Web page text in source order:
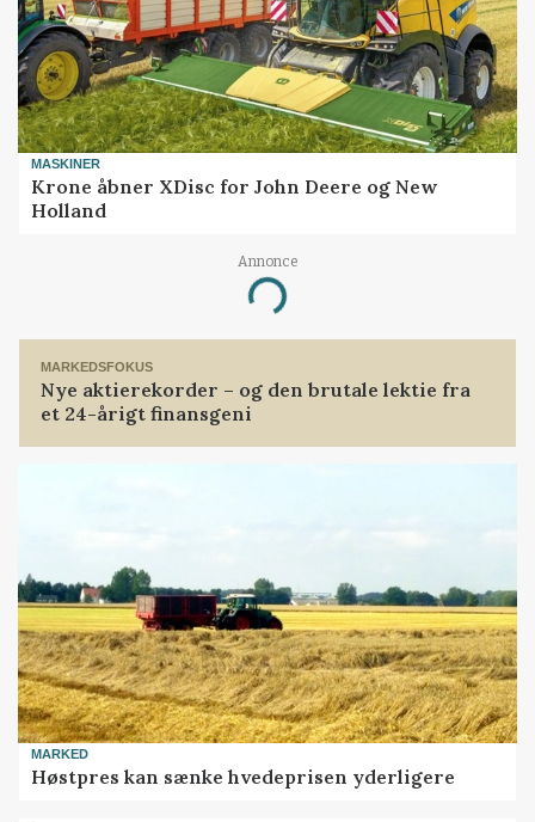
MASKINER
Krone åbner XDisc for John Deere og New
Holland
Annonce
Loading...
MARKEDSFOKUS
Nye aktierekorder – og den brutale lektie fra
et 24-årigt finansgeni
MARKED
Høstpres kan sænke hvedeprisen yderligere